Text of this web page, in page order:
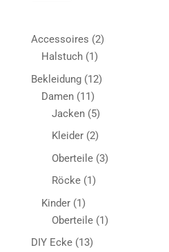
Accessoires 22
Halstuch 11
Produkt
Bekleidung 1212
Damen 1111
Produkte
Jacken 55
Produkte
Kleider 22
Produkte
Oberteile 33
Röcke 11
Kinder 11
Produkt
Oberteile 11
DIY Ecke 1313